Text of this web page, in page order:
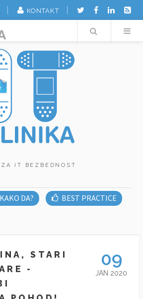
KONTAKT
Search
KAKO DA?
BEST PRACTICE
STARI
-
09
JAN 2020
IT BEZBEDNOST